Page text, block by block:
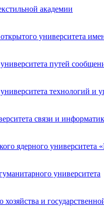
академии
университета
путей
технологий и
связи и
ядерного
университета
и